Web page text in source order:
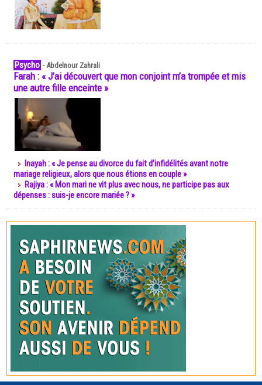
Psycho -Abdelnour Zahrali
Farah : « J’ai découvert que mon conjoint m’a trompée et mis
une autre fille enceinte »
Inayah : « Je pense au divorce du fait d’infidélités avant notre
mariage religieux, alors que nous étions en couple »
Rajiya : « Mon mari ne vit plus avec nous, ne participe pas aux
dépenses : suis-je encore mariée ? »